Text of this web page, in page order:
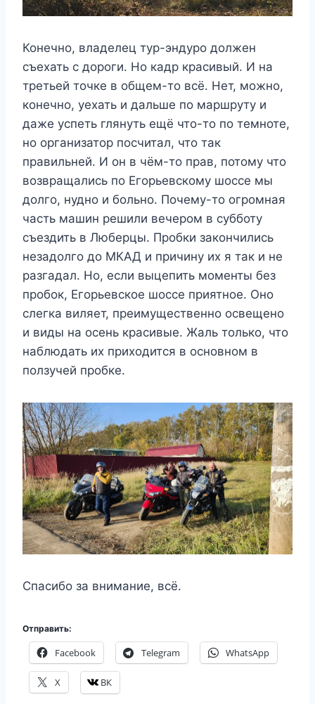
Конечно, владелец тур-эндуро должен
съехать с дороги. Но кадр красивый. И на
третьей точке в общем-то всё. Нет, можно,
конечно, уехать и дальше по маршруту и
даже успеть глянуть ещё что-то по темноте,
но организатор посчитал, что так
правильней. И он в чём-то прав, потому что
возвращались по Егорьевскому шоссе мы
долго, нудно и больно. Почему-то огромная
часть машин решили вечером в субботу
съездить в Люберцы. Пробки закончились
незадолго до МКАД и причину их я так и не
разгадал. Но, если выцепить моменты без
пробок, Егорьевское шоссе приятное. Оно
слегка виляет, преимущественно освещено
и виды на осень красивые. Жаль только, что
наблюдать их приходится в основном в
ползучей пробке.
Спасибо за внимание, всё.
Отправить:
Facebook Telegram WhatsApp
X ВК